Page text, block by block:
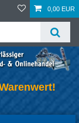
0,00 EUR